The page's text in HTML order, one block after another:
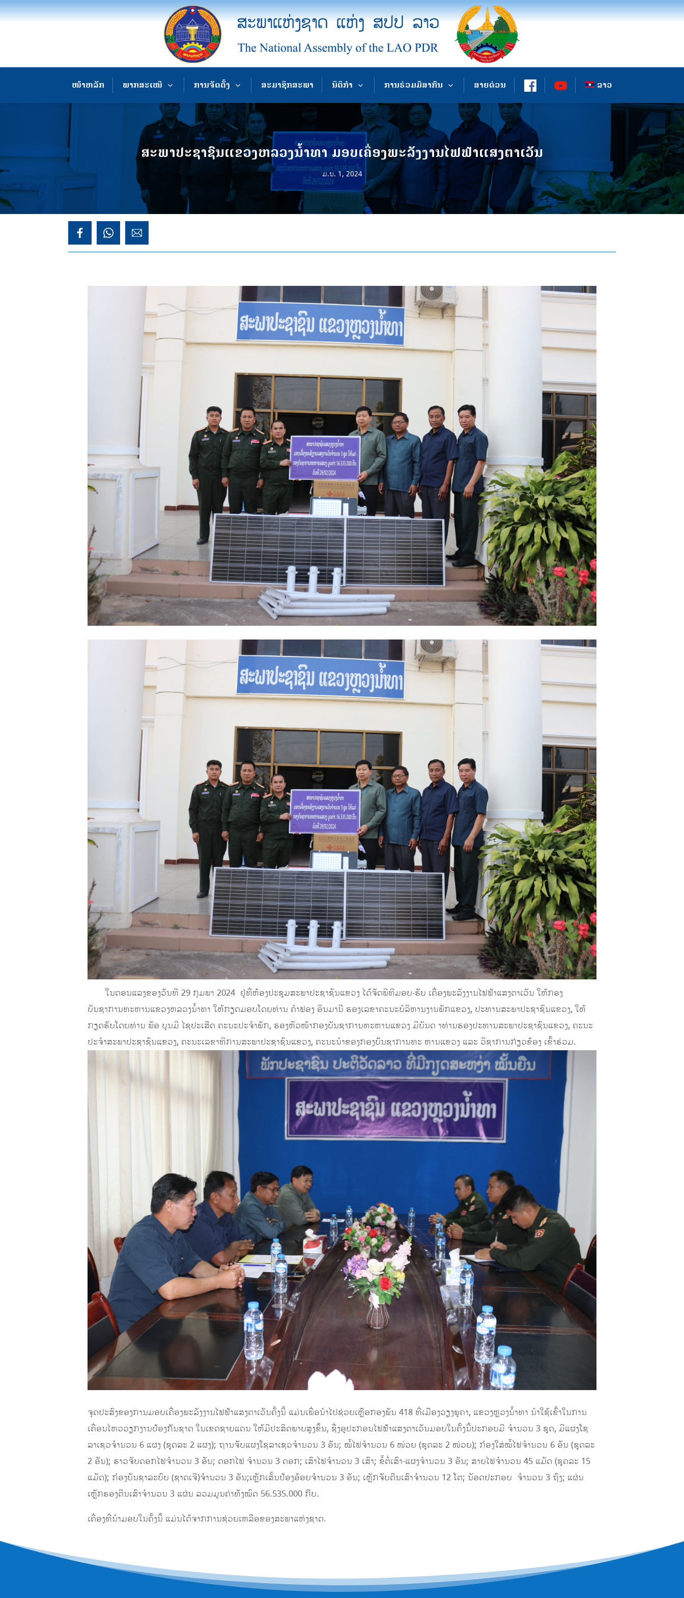
ໜ້າຫລັກ ພາກສະເໜີ ການຈັດຕັ້ງ ສະມາຊິກສະພາ ນິຕິກຳ ການຮ່ວມມືສາກົນ ສາຍດ່ວນ ລາວ
ສະພາປະຊາຊົນແຂວງຫລວງນໍ້າທາ ມອບເຄື່ອງພະລັງງານໄຟຟ້າແສງຕາເວັນ
ມ.ນ. 1, 2024
ໃນຕອນແລງຂອງວັນທີ 29 ກຸມພາ 2024 ຢູ່ທີ່ຫ້ອງປະຊຸມສະພາປະຊາຊົນແຂວງ ໄດ້ຈັດພິທີມອບ-ຮັບ ເຄື່ອງພະລັງງານໄຟຟ້າແສງຕາເວັນ ໃຫ້ກອງ
ບັນຊາການທະຫານແຂວງຫລວງນ້ຳທາ ໃຫ້ກຽດມອບໂດຍທ່ານ ຄໍາຟອງ ອິນມານີ ຮອງເລຂາຄະນະບໍລິຫານງານພັກແຂວງ, ປະທານສະພາປະຊາຊົນແຂວງ, ໃຫ້
ກຽດຮັບໂດຍທ່ານ ພັອ ບຸນມີ ໄຊປະເສີດ ຄະນະປະຈໍາພັກ, ຮອງຫົວໜ້າກອງບັນຊາການທະຫານແຂວງ ມີບັນດ າທ່ານຮອງປະທານສະພາປະຊາຊົນແຂວງ, ຄະນະ
ປະຈໍາສະພາປະຊາຊົນແຂວງ, ຄະນະເລຂາທິການສະພາປະຊາຊົນແຂວງ, ຄະນະນໍາຂອງກອງບັນຊາການທະ ຫານແຂວງ ແລະ ວິຊາການກ່ຽວຂ້ອງ ເຂົ້າຮ່ວມ.
ຈຸດປະສົງຂອງການມອບເຄື່ອງພະລັງງານໄຟຟ້າແສງຕາເວັນຄັ້ງນີ້ ແມ່ນເພື່ອນໍາໄປຊ່ວຍເຫຼືອກອງພັນ 418 ທີ່ເມືອງວຽງພູຄາ, ແຂວງຫຼວງນໍ້າທາ ນໍາໃຊ້ເຂົ້າໃນການ
ເຄື່ອນໄຫວວຽກງານປ້ອງກັນຊາດ ໃນເຂດຊາຍແດນ ໃຫ້ມີປະສິດພາບສູງຂຶ້ນ, ຊຶ່ງອຸປະກອນໄຟຟ້າແສງຕາເວັນມອບໃນຄັ້ງນີ້ປະກອບມີ ຈໍານວນ 3 ຊຸດ, ມີແຜງໂຊ
ລາເຊວຈໍານວນ 6 ແຜງ (ຊຸດລະ 2 ແຜງ); ຖານຈັບແຜງໂຊລາເຊວຈໍານວນ 3 ອັນ; ໝໍ້ໄຟຈໍານວນ 6 ໜ່ວຍ (ຊຸດລະ 2 ໜ່ວຍ); ກ໋ອງໃສ່ໝໍ້ໄຟຈໍານວນ 6 ອັນ (ຊຸດລະ
2 ອັນ); ຮາວຈັບດອກໄຟຈໍານວນ 3 ອັນ; ດອກໄຟ ຈໍານວນ 3 ດອກ; ເສົາໄຟຈໍານວນ 3 ເສົາ; ຂໍ້ຕໍ່ເສົາ-ແຜງຈໍານວນ 3 ອັນ; ສາຍໄຟຈໍານວນ 45 ແມັດ (ຊຸດລະ 15
ແມັດ); ກ໋ອງບັນຊາລະບົບ (ຊາດເຈີ)ຈໍານວນ 3 ອັນ;ເຫຼັກເສັ້ນປ້ອງອ້ອຍຈໍານວນ 3 ອັນ; ເຫຼັກຈັບຕີນເສົາຈໍານວນ 12 ໂຕ; ນັອດປະກອບ ຈໍານວນ 3 ຖົງ; ແຜ່ນ
ເຫຼັກຮອງຕີນເສົາຈໍານວນ 3 ແຜ່ນ ລວມມູນຄ່າທັງໝົດ 56.535.000 ກີບ.
ເຄື່ອງທີ່ນຳມອບໃນຄັ້ງນີ້ ແມ່ນໄດ້ຈາກການຊ່ວຍເຫລືອຂອງສະພາແຫ່ງຊາດ.